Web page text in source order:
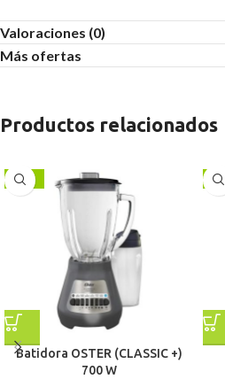
Valoraciones (0)
Más ofertas
Productos relacionados
-22%
Batidora OSTER (CLASSIC +)
700 W
-6%